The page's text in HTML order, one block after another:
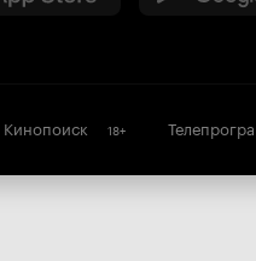
Кинопоиск 18+